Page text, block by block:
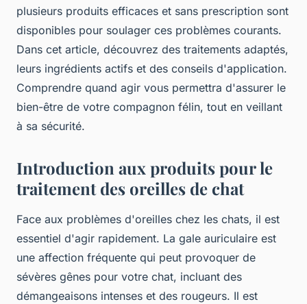
plusieurs produits efficaces et sans prescription sont
disponibles pour soulager ces problèmes courants.
Dans cet article, découvrez des traitements adaptés,
leurs ingrédients actifs et des conseils d'application.
Comprendre quand agir vous permettra d'assurer le
bien-être de votre compagnon félin, tout en veillant
à sa sécurité.
Introduction aux produits pour le
traitement des oreilles de chat
Face aux problèmes d'oreilles chez les chats, il est
essentiel d'agir rapidement. La gale auriculaire est
une affection fréquente qui peut provoquer de
sévères gênes pour votre chat, incluant des
démangeaisons intenses et des rougeurs. Il est